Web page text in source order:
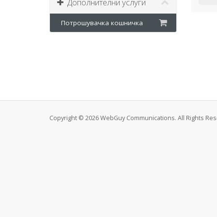
Потрошувачка кошничка
Copyright © 2026 WebGuy Communications. All Rights